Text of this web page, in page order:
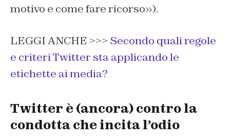
motivo e come fare ricorso»).
LEGGI ANCHE >>> Secondo quali regole
e criteri Twitter sta applicando le
etichette ai media?
Twitter è (ancora) contro la
condotta che incita l’odio